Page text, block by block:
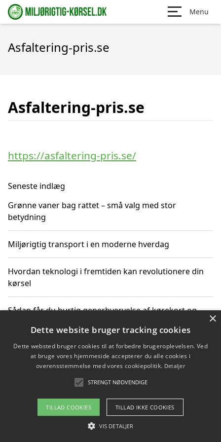
Menu
Asfaltering-pris.se
Asfaltering-pris.se
https://asfaltering-pris.se/
Seneste indlæg
Grønne vaner bag rattet – små valg med stor
betydning
Miljørigtig transport i en moderne hverdag
Hvordan teknologi i fremtiden kan revolutionere din
kørsel
Sådan får du hurtig generhvervelse af kørekort og
Sådan lærer du miljørigtig kørsel hos en køreskole i
Gentofte
Copyright 2026 - Pilanto Aps
Om / kontakt
×
Dette website bruger tracking cookies
Dette websted bruger cookies til at forbedre brugeroplevelsen. Ved
at bruge vores hjemmeside accepterer du alle cookies i
overensstemmelse med vores cookiepolitik. Detaljer
STRENGT NØDVENDIGE
TILLAD COOKIES TILLAD IKKE COOKIES
VIS DETALJER